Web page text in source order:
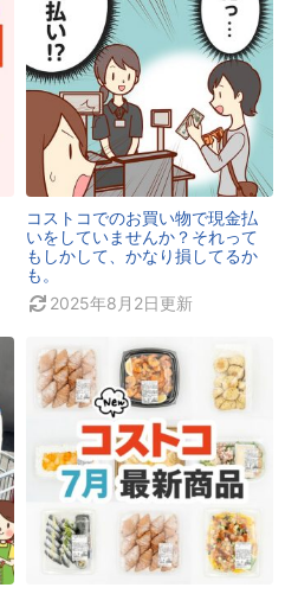
コストコでのお買い物で現金払
いをしていませんか？それって
もしかして、かなり損してるか
も。
2025年8月2日更新